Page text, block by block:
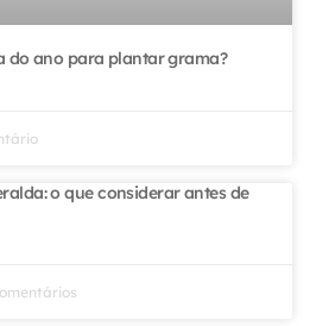
do ano para plantar grama?
o que considerar antes de